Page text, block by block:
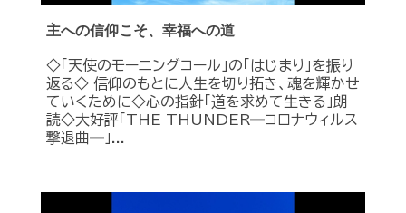
主への信仰こそ、幸福への道
◇「天使のモーニングコール」の「はじまり」を振り
返る◇ 信仰のもとに人生を切り拓き、魂を輝かせ
ていくために◇心の指針「道を求めて生きる」朗
読◇大好評「THE THUNDER―コロナウィルス
撃退曲―」...